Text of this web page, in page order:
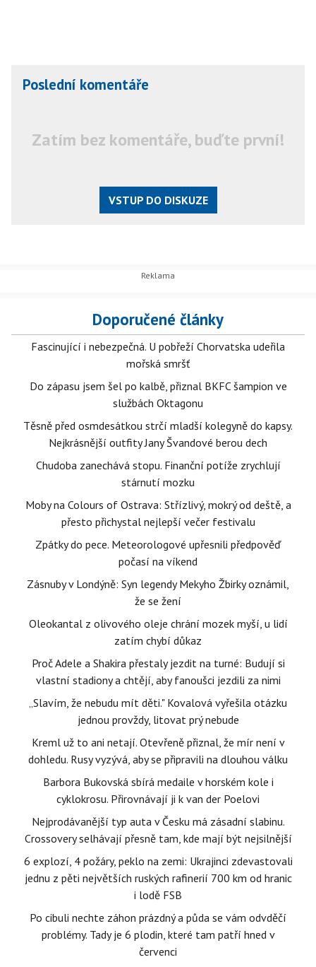
Poslední komentáře
Zatím bez komentáře, buďte první!
VSTUP DO DISKUZE
Doporučené články
Fascinující i nebezpečná. U pobřeží Chorvatska udeřila
mořská smršť
Do zápasu jsem šel po kalbě, přiznal BKFC šampion ve
službách Oktagonu
Těsně před osmdesátkou strčí mladší kolegyně do kapsy.
Nejkrásnější outfity Jany Švandové berou dech
Chudoba zanechává stopu. Finanční potíže zrychlují
stárnutí mozku
Moby na Colours of Ostrava: Střízlivý, mokrý od deště, a
přesto přichystal nejlepší večer festivalu
Zpátky do pece. Meteorologové upřesnili předpověď
počasí na víkend
Zásnuby v Londýně: Syn legendy Mekyho Žbirky oznámil,
že se žení
Oleokantal z olivového oleje chrání mozek myší, u lidí
zatím chybí důkaz
Proč Adele a Shakira přestaly jezdit na turné: Budují si
vlastní stadiony a chtějí, aby fanoušci jezdili za nimi
„Slavím, že nebudu mít děti." Kovalová vyřešila otázku
jednou provždy, litovat prý nebude
Kreml už to ani netají. Otevřeně přiznal, že mír není v
dohledu. Rusy vyzývá, aby se připravili na dlouhou válku
Barbora Bukovská sbírá medaile v horském kole i
cyklokrosu. Přirovnávají ji k van der Poelovi
Nejprodávanější typ auta v Česku má zásadní slabinu.
Crossovery selhávají přesně tam, kde mají být nejsilnější
6 explozí, 4 požáry, peklo na zemi: Ukrajinci zdevastovali
jednu z pěti největších ruských rafinerií 700 km od hranic
i lodě FSB
Po cibuli nechte záhon prázdný a půda se vám odvděčí
problémy. Tady je 6 plodin, které tam patří hned v
červenci